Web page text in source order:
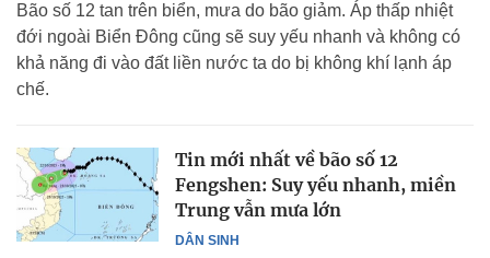
Bão số 12 tan trên biển, mưa do bão giảm. Áp thấp nhiệt
đới ngoài Biển Đông cũng sẽ suy yếu nhanh và không có
khả năng đi vào đất liền nước ta do bị không khí lạnh áp
chế.
DÂN SINH
Tin mới nhất về bão số 12
Fengshen: Suy yếu nhanh, miền
Trung vẫn mưa lớn